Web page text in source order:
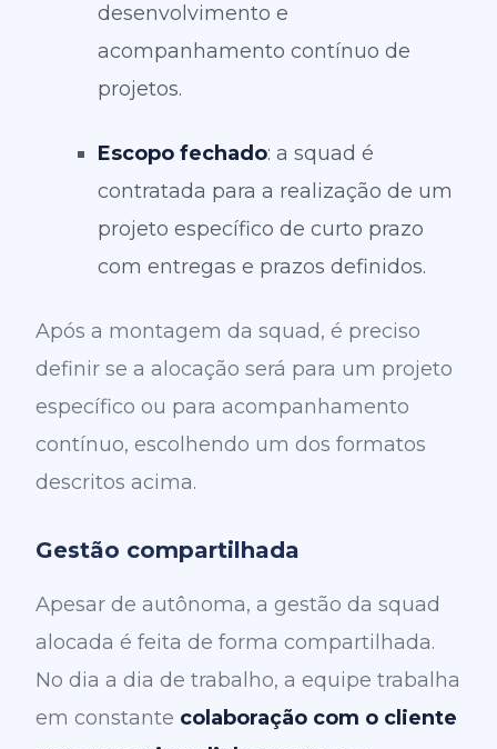
desenvolvimento e
acompanhamento contínuo de
projetos.
Escopo fechado: a squad é
contratada para a realização de um
projeto específico de curto prazo
com entregas e prazos definidos.
Após a montagem da squad, é preciso
definir se a alocação será para um projeto
específico ou para acompanhamento
contínuo, escolhendo um dos formatos
descritos acima.
Gestão compartilhada
Apesar de autônoma, a gestão da squad
alocada é feita de forma compartilhada.
No dia a dia de trabalho, a equipe trabalha
em constante colaboração com o cliente